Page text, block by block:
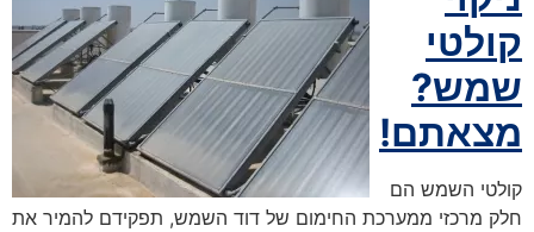
קולטי
שמש?
מצאתם!
קולטי השמש הם
חלק מרכזי ממערכת החימום של דוד השמש, תפקידם להמיר את